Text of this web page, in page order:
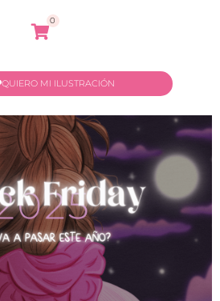
0
QUIERO MI ILUSTRACIÓN